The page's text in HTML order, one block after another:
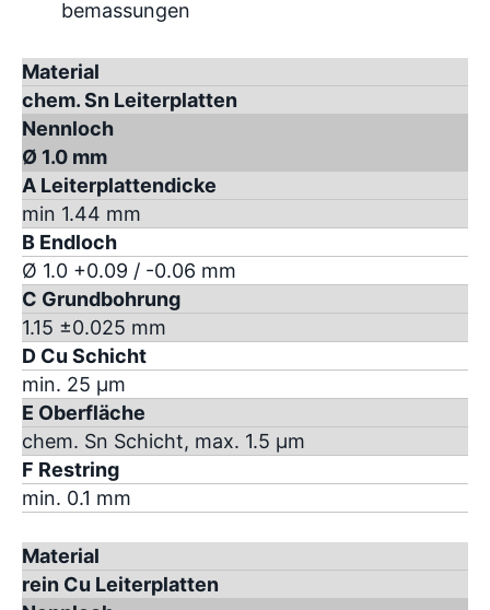
Material
chem. Sn Leiterplatten
Nennloch
Ø 1.0 mm
A Leiterplattendicke
min 1.44 mm
B Endloch
Ø 1.0 +0.09 / -0.06 mm
C Grundbohrung
1.15 ±0.025 mm
D Cu Schicht
min. 25 µm
E Oberfläche
chem. Sn Schicht, max. 1.5 µm
F Restring
min. 0.1 mm
Material
rein Cu Leiterplatten